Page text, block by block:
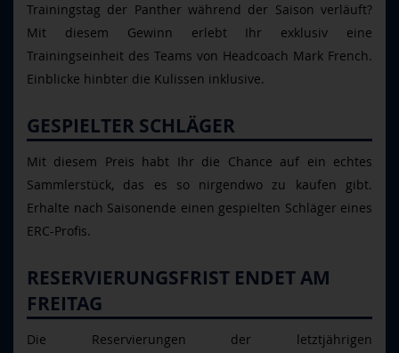
Trainingstag der Panther während der Saison verläuft?
Mit diesem Gewinn erlebt Ihr exklusiv eine
Trainingseinheit des Teams von Headcoach Mark French.
Einblicke hinbter die Kulissen inklusive.
GESPIELTER SCHLÄGER
Mit diesem Preis habt Ihr die Chance auf ein echtes
Sammlerstück, das es so nirgendwo zu kaufen gibt.
Erhalte nach Saisonende einen gespielten Schläger eines
ERC-Profis.
RESERVIERUNGSFRIST ENDET AM
FREITAG
Die Reservierungen der letztjährigen